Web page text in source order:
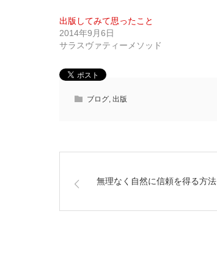
出版してみて思ったこと
2014年9月6日
サラスヴァティーメソッド
ブログ, 出版
無理なく自然に信頼を得る方法